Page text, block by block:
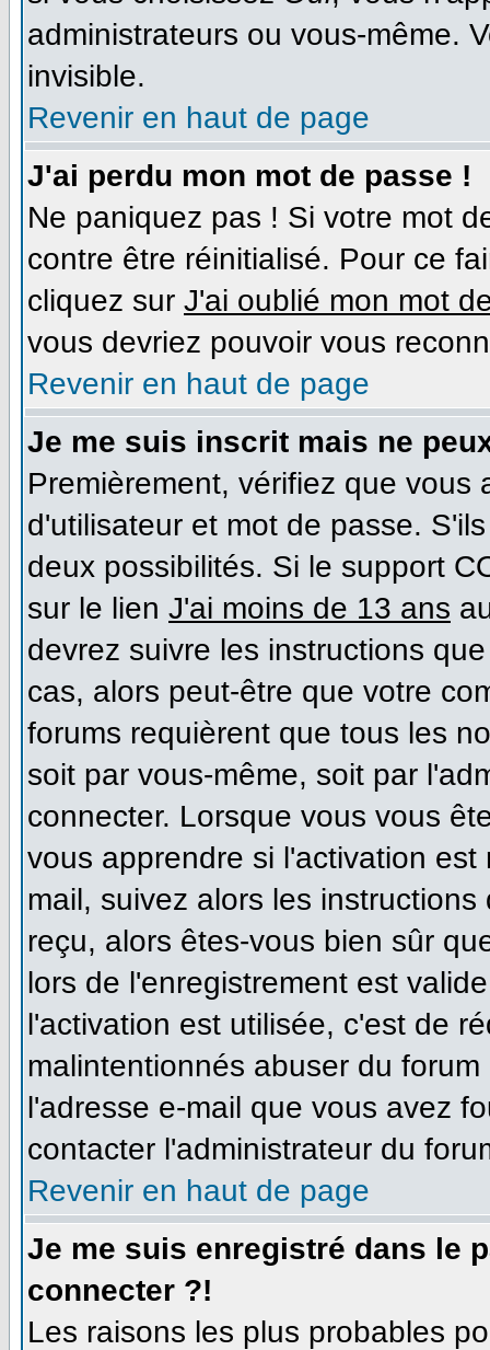
administrateurs ou vous-même.
invisible.
Revenir en haut de page
J'ai perdu mon mot de passe !
Ne paniquez pas ! Si votre mot
contre être réinitialisé. Pour ce
cliquez sur J'ai oublié mon mot
vous devriez pouvoir vous
Revenir en haut de page
Je me suis inscrit mais ne
Premièrement, vérifiez que
d'utilisateur et mot de passe.
deux possibilités. Si le support
sur le lien J'ai moins de 13 ans
devrez suivre les instructions
cas, alors peut-être que votre
forums requièrent que tous les
soit par vous-même, soit par
connecter. Lorsque vous vous
vous apprendre si l'activation
mail, suivez alors les
reçu, alors êtes-vous bien sûr
lors de l'enregistrement est
l'activation est utilisée, c'est de
malintentionnés abuser du
l'adresse e-mail que vous avez
contacter l'administrateur du
Revenir en haut de page
Je me suis enregistré dans le
connecter ?!
Les raisons les plus probables